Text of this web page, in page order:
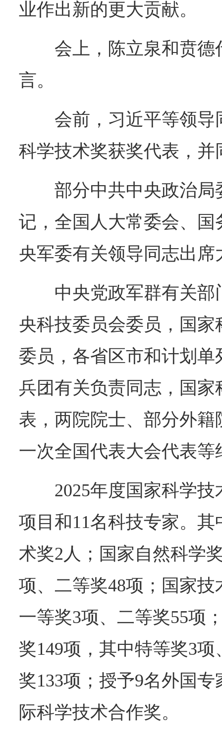
业作出新的更大贡献。
会上，陈立泉和贲
言。
会前，习近平等领
科学技术奖获奖代表，
部分中共中央政治
记，全国人大常委会、
央军委有关领导同志出席
中央党政军群有关
央科技委员会委员，国
委员，各省区市和计划
兵团有关负责同志，国
表，两院院士、部分外
一次全国代表大会代表等
2025年度国家科学
项目和11名科技专家。
术奖2人；国家自然科学
项、二等奖48项；国家
一等奖3项、二等奖55项
奖149项，其中特等奖3
奖133项；授予9名外国
际科学技术合作奖。